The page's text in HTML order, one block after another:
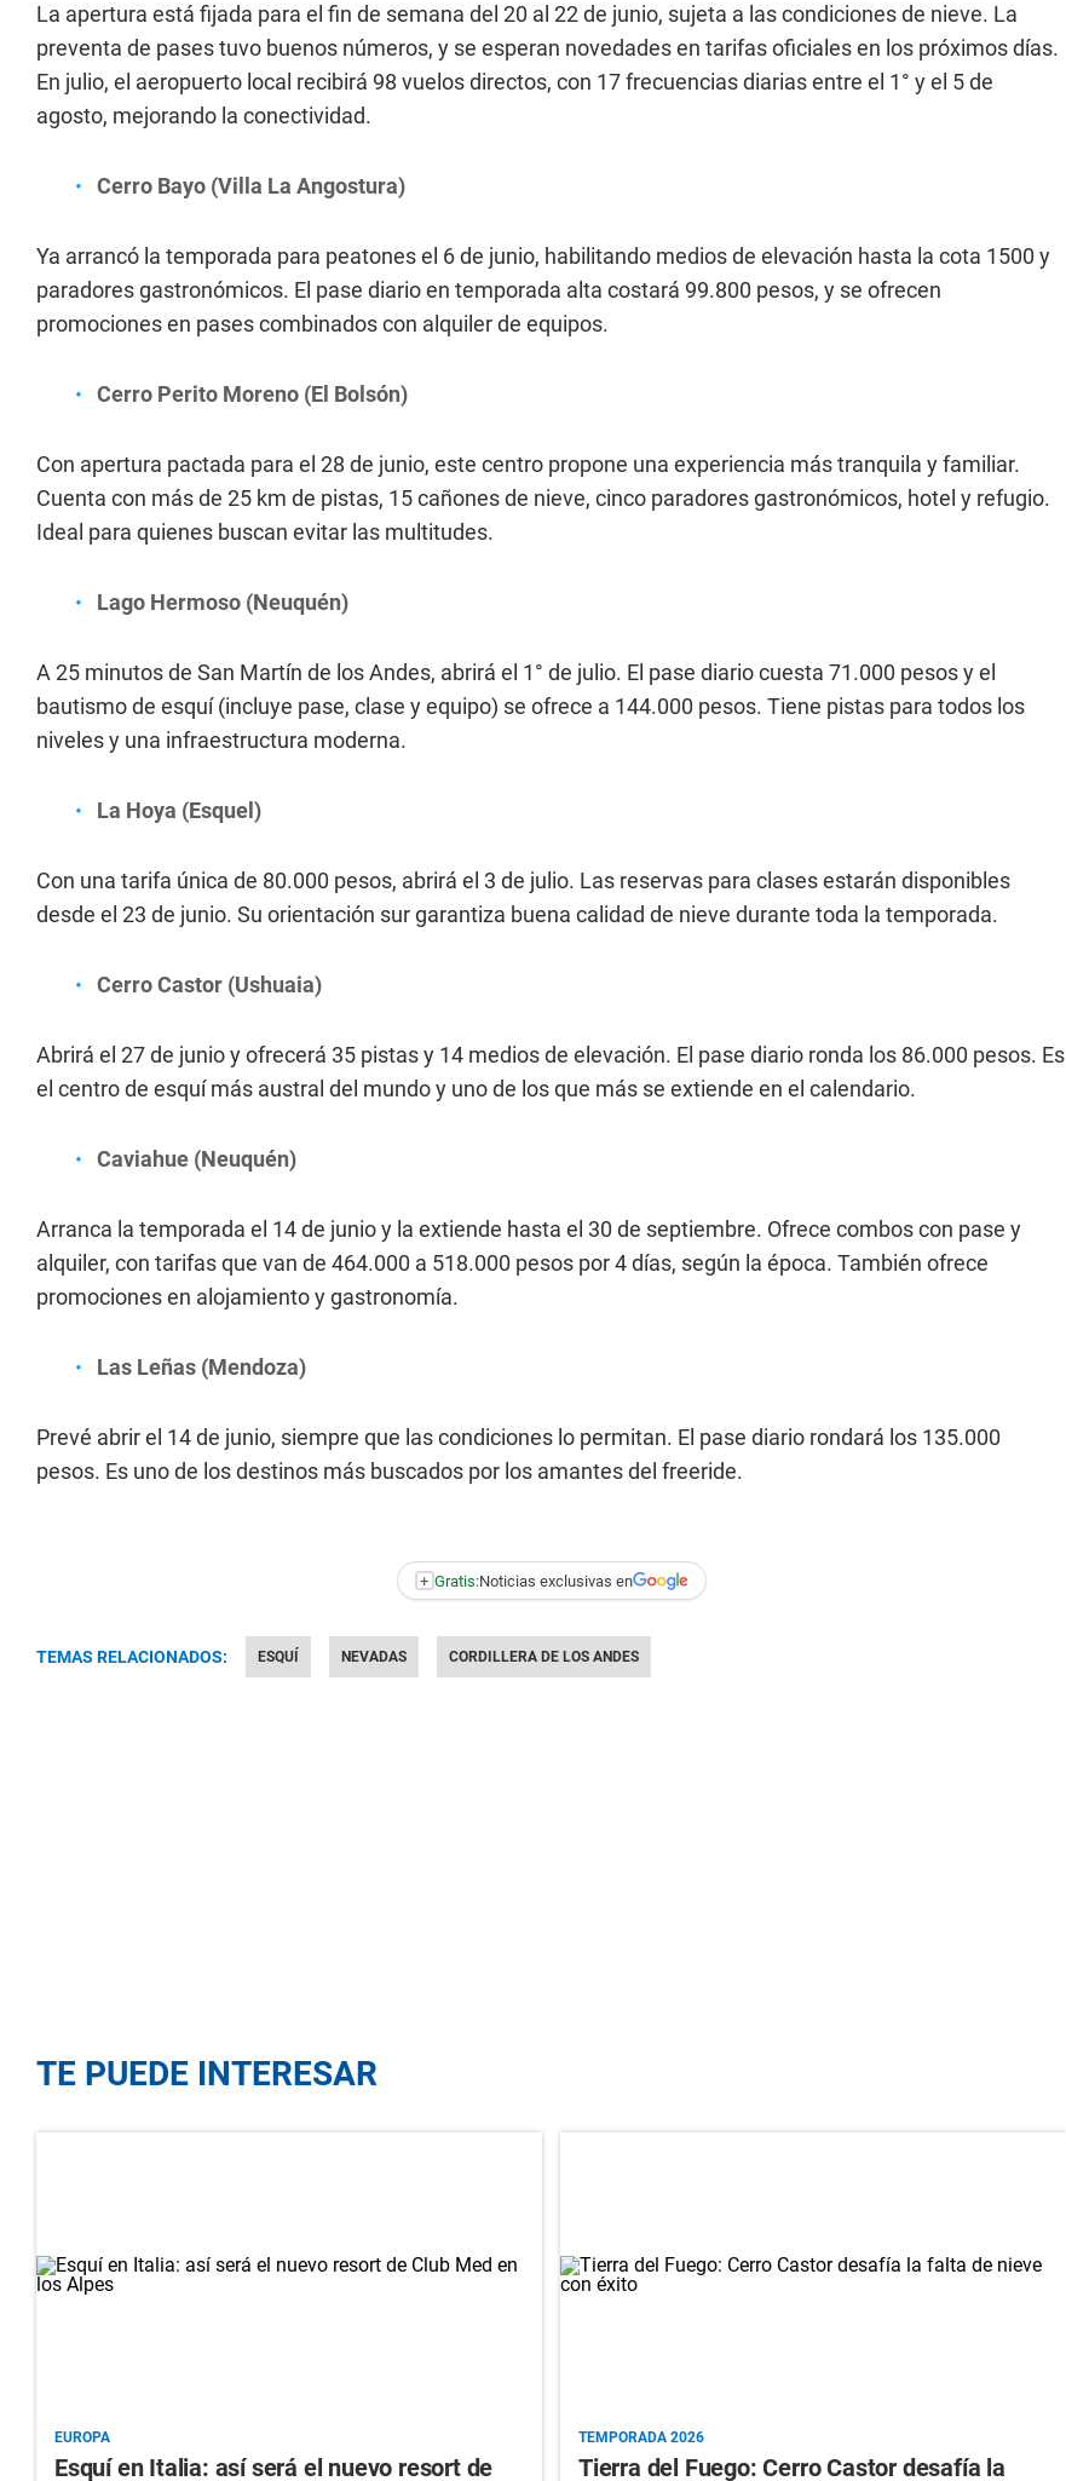
La apertura está fijada para el fin de semana del 20 al 22 de junio, sujeta a las condiciones de nieve. La
preventa de pases tuvo buenos números, y se esperan novedades en tarifas oficiales en los próximos días.
En julio, el aeropuerto local recibirá 98 vuelos directos, con 17 frecuencias diarias entre el 1° y el 5 de
agosto, mejorando la conectividad.
Cerro Bayo (Villa La Angostura)
Ya arrancó la temporada para peatones el 6 de junio, habilitando medios de elevación hasta la cota 1500 y
paradores gastronómicos. El pase diario en temporada alta costará 99.800 pesos, y se ofrecen
promociones en pases combinados con alquiler de equipos.
Cerro Perito Moreno (El Bolsón)
Con apertura pactada para el 28 de junio, este centro propone una experiencia más tranquila y familiar.
Cuenta con más de 25 km de pistas, 15 cañones de nieve, cinco paradores gastronómicos, hotel y refugio.
Ideal para quienes buscan evitar las multitudes.
Lago Hermoso (Neuquén)
A 25 minutos de San Martín de los Andes, abrirá el 1° de julio. El pase diario cuesta 71.000 pesos y el
bautismo de esquí (incluye pase, clase y equipo) se ofrece a 144.000 pesos. Tiene pistas para todos los
niveles y una infraestructura moderna.
La Hoya (Esquel)
Con una tarifa única de 80.000 pesos, abrirá el 3 de julio. Las reservas para clases estarán disponibles
desde el 23 de junio. Su orientación sur garantiza buena calidad de nieve durante toda la temporada.
Cerro Castor (Ushuaia)
Abrirá el 27 de junio y ofrecerá 35 pistas y 14 medios de elevación. El pase diario ronda los 86.000 pesos. Es
el centro de esquí más austral del mundo y uno de los que más se extiende en el calendario.
Caviahue (Neuquén)
Arranca la temporada el 14 de junio y la extiende hasta el 30 de septiembre. Ofrece combos con pase y
alquiler, con tarifas que van de 464.000 a 518.000 pesos por 4 días, según la época. También ofrece
promociones en alojamiento y gastronomía.
Las Leñas (Mendoza)
Prevé abrir el 14 de junio, siempre que las condiciones lo permitan. El pase diario rondará los 135.000
pesos. Es uno de los destinos más buscados por los amantes del freeride.
+ Gratis:Noticias exclusivas en
TEMAS RELACIONADOS: ESQUÍ NEVADAS CORDILLERA DE LOS ANDES
TE PUEDE INTERESAR
EUROPA
Esquí en Italia: así será el nuevo resort de
TEMPORADA 2026
Tierra del Fuego: Cerro Castor desafía la